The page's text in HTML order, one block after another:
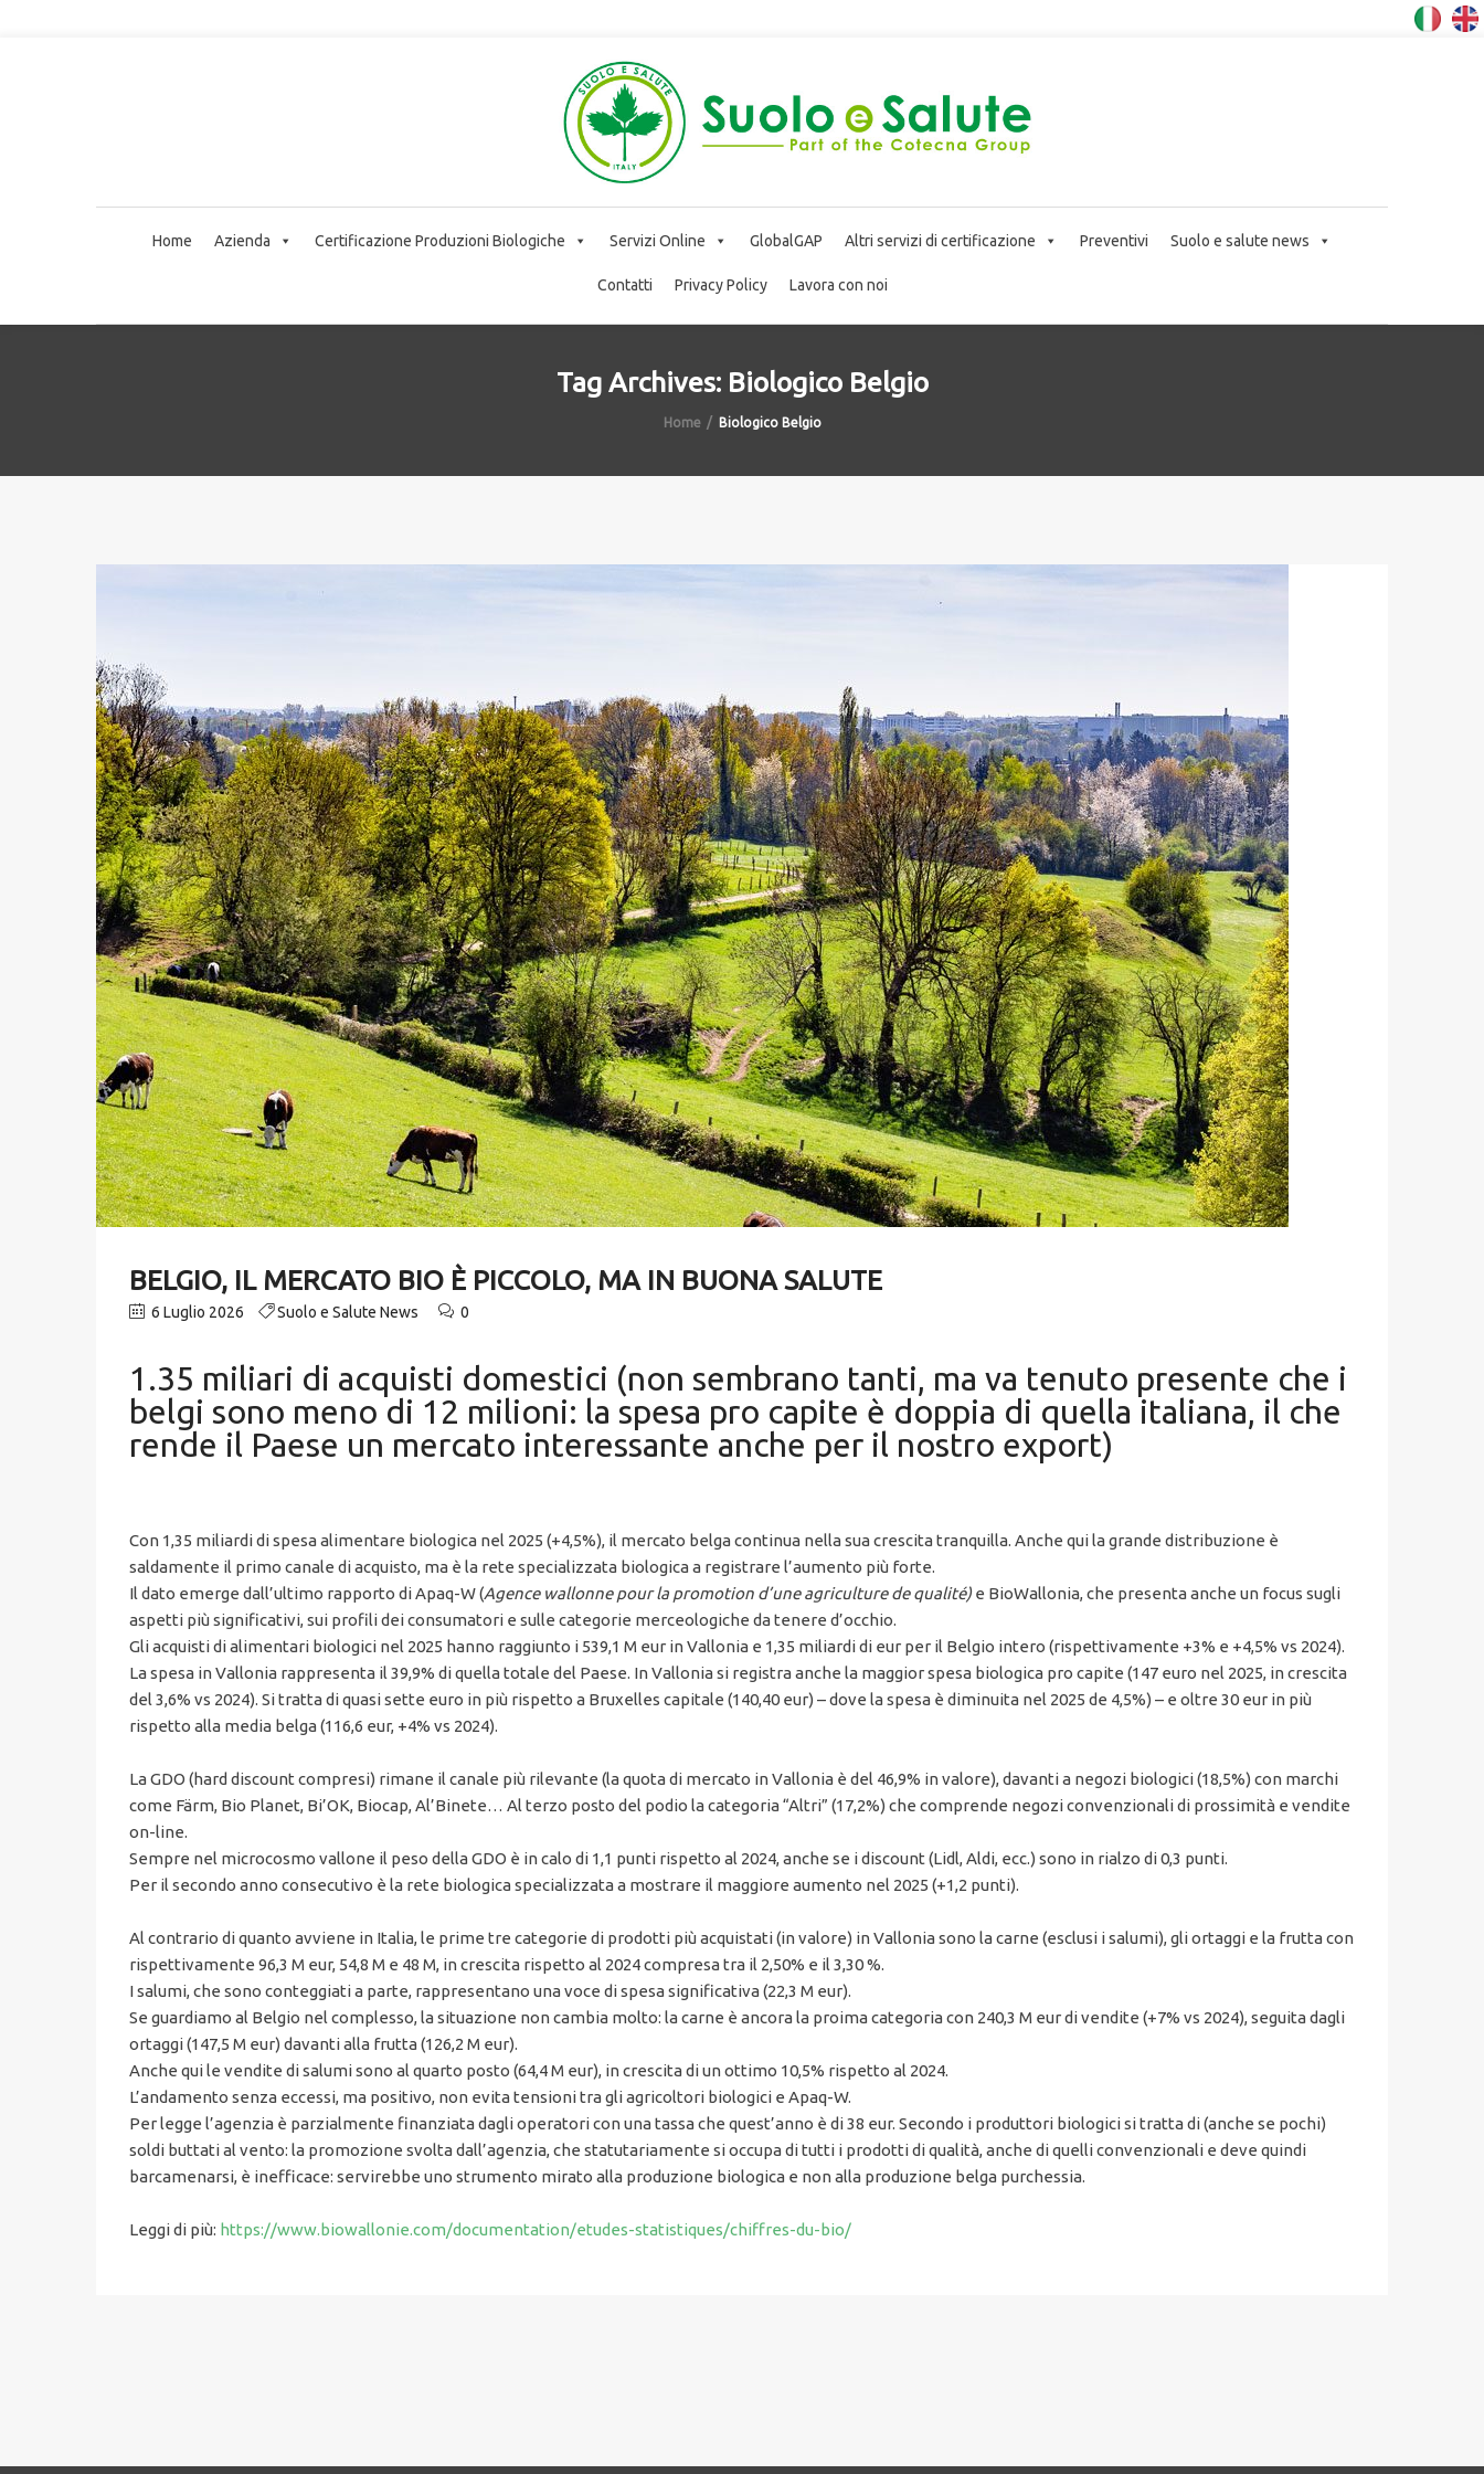
Home Azienda Certificazione Produzioni Biologiche Servizi Online GlobalGAP Altri servizi di certificazione Preventivi Suolo e salute news
Contatti Privacy Policy Lavora con noi
Tag Archives: Biologico Belgio
Home Biologico Belgio
BELGIO, IL MERCATO BIO È PICCOLO, MA IN BUONA SALUTE
6 Luglio 2026 Suolo e Salute News 0
1.35 miliari di acquisti domestici (non sembrano tanti, ma va tenuto presente che i
belgi sono meno di 12 milioni: la spesa pro capite è doppia di quella italiana, il che
rende il Paese un mercato interessante anche per il nostro export)
Con 1,35 miliardi di spesa alimentare biologica nel 2025 (+4,5%), il mercato belga continua nella sua crescita tranquilla. Anche qui la grande distribuzione è
saldamente il primo canale di acquisto, ma è la rete specializzata biologica a registrare l’aumento più forte.
Il dato emerge dall’ultimo rapporto di Apaq-W (Agence wallonne pour la promotion d’une agriculture de qualité) e BioWallonia, che presenta anche un focus sugli
aspetti più significativi, sui profili dei consumatori e sulle categorie merceologiche da tenere d’occhio.
Gli acquisti di alimentari biologici nel 2025 hanno raggiunto i 539,1 M eur in Vallonia e 1,35 miliardi di eur per il Belgio intero (rispettivamente +3% e +4,5% vs 2024).
La spesa in Vallonia rappresenta il 39,9% di quella totale del Paese. In Vallonia si registra anche la maggior spesa biologica pro capite (147 euro nel 2025, in crescita
del 3,6% vs 2024). Si tratta di quasi sette euro in più rispetto a Bruxelles capitale (140,40 eur) – dove la spesa è diminuita nel 2025 de 4,5%) – e oltre 30 eur in più
rispetto alla media belga (116,6 eur, +4% vs 2024).
La GDO (hard discount compresi) rimane il canale più rilevante (la quota di mercato in Vallonia è del 46,9% in valore), davanti a negozi biologici (18,5%) con marchi
come Färm, Bio Planet, Bi’OK, Biocap, Al’Binete… Al terzo posto del podio la categoria “Altri” (17,2%) che comprende negozi convenzionali di prossimità e vendite
on-line.
Sempre nel microcosmo vallone il peso della GDO è in calo di 1,1 punti rispetto al 2024, anche se i discount (Lidl, Aldi, ecc.) sono in rialzo di 0,3 punti.
Per il secondo anno consecutivo è la rete biologica specializzata a mostrare il maggiore aumento nel 2025 (+1,2 punti).
Al contrario di quanto avviene in Italia, le prime tre categorie di prodotti più acquistati (in valore) in Vallonia sono la carne (esclusi i salumi), gli ortaggi e la frutta con
rispettivamente 96,3 M eur, 54,8 M e 48 M, in crescita rispetto al 2024 compresa tra il 2,50% e il 3,30 %.
I salumi, che sono conteggiati a parte, rappresentano una voce di spesa significativa (22,3 M eur).
Se guardiamo al Belgio nel complesso, la situazione non cambia molto: la carne è ancora la proima categoria con 240,3 M eur di vendite (+7% vs 2024), seguita dagli
ortaggi (147,5 M eur) davanti alla frutta (126,2 M eur).
Anche qui le vendite di salumi sono al quarto posto (64,4 M eur), in crescita di un ottimo 10,5% rispetto al 2024.
L’andamento senza eccessi, ma positivo, non evita tensioni tra gli agricoltori biologici e Apaq-W.
Per legge l’agenzia è parzialmente finanziata dagli operatori con una tassa che quest’anno è di 38 eur. Secondo i produttori biologici si tratta di (anche se pochi)
soldi buttati al vento: la promozione svolta dall’agenzia, che statutariamente si occupa di tutti i prodotti di qualità, anche di quelli convenzionali e deve quindi
barcamenarsi, è inefficace: servirebbe uno strumento mirato alla produzione biologica e non alla produzione belga purchessia.
Leggi di più: https://www.biowallonie.com/documentation/etudes-statistiques/chiffres-du-bio/